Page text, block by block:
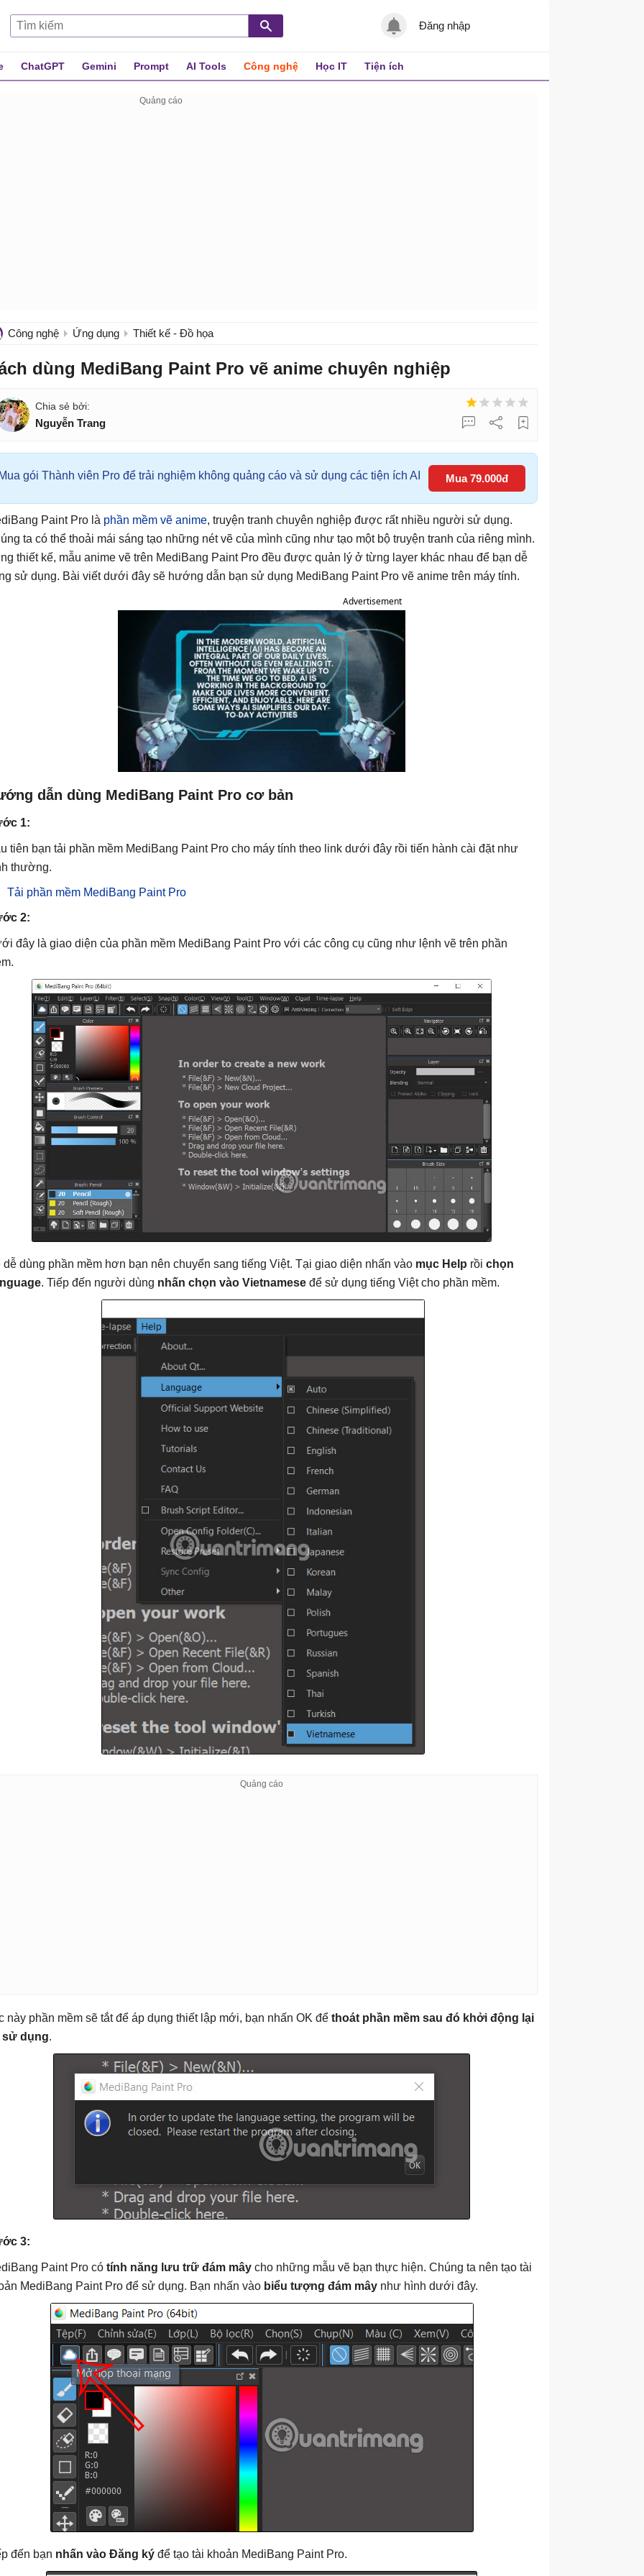
Đăng nhập
ChatGPT Gemini Prompt AI Tools Công nghệ Học IT Tiện ích
Công nghệ Ứng dụng Thiết kế - Đồ họa
dùng MediBang Paint Pro vẽ anime chuyên nghiệp
Nguyễn Trang
Mua gói Thành viên Pro để trải nghiệm không quảng cáo và sử dụng các tiện ích AI Mua 79.000đ
Paint Pro là phần mềm vẽ anime, truyện tranh chuyên nghiệp được rất nhiều người sử dụng.
ta có thể thoải mái sáng tạo những nét vẽ của mình cũng như tạo một bộ truyện tranh của riêng mình.
thiết kế, mẫu anime vẽ trên MediBang Paint Pro đều được quản lý ở từng layer khác nhau để bạn dễ
sử dụng. Bài viết dưới đây sẽ hướng dẫn bạn sử dụng MediBang Paint Pro vẽ anime trên máy tính.
Advertisement
dẫn dùng MediBang Paint Pro cơ bản
1:
tiên bạn tải phần mềm MediBang Paint Pro cho máy tính theo link dưới đây rồi tiến hành cài đặt như
thường.
Tải phần mềm MediBang Paint Pro
2:
đây là giao diện của phần mềm MediBang Paint Pro với các công cụ cũng như lệnh vẽ trên phần
dùng phần mềm hơn bạn nên chuyển sang tiếng Việt. Tại giao diện nhấn vào mục Help rồi chọn
. Tiếp đến người dùng nhấn chọn vào Vietnamese để sử dụng tiếng Việt cho phần mềm.
này phần mềm sẽ tắt để áp dụng thiết lập mới, bạn nhấn OK để thoát phần mềm sau đó khởi động lại
sử dụng.
3:
Paint Pro có tính năng lưu trữ đám mây cho những mẫu vẽ bạn thực hiện. Chúng ta nên tạo tài
MediBang Paint Pro để sử dụng. Bạn nhấn vào biểu tượng đám mây như hình dưới đây.
đến bạn nhấn vào Đăng ký để tạo tài khoản MediBang Paint Pro.